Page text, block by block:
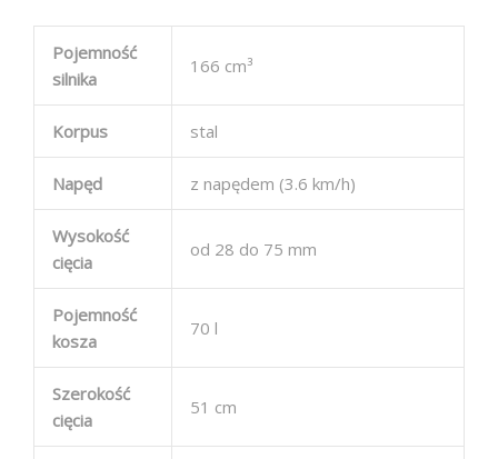
Pojemność
silnika
166 cm³
Korpus stal
Napęd z napędem (3.6 km/h)
Wysokość
cięcia
od 28 do 75 mm
Pojemność
kosza
70 l
Szerokość
cięcia
51 cm